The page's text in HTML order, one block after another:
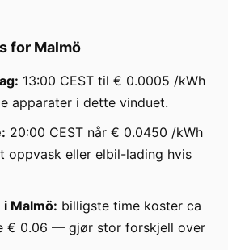
for Malmö
13:00 CEST til € 0.0005 /kWh
apparater i dette vinduet.
20:00 CEST når € 0.0450 /kWh
oppvask eller elbil-lading hvis
Malmö: billigste time koster ca
€ 0.06 — gjør stor forskjell over